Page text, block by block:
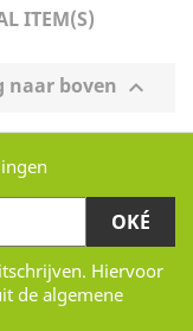
ITEM(S)
naar boven 
Hiervoor
de algemene